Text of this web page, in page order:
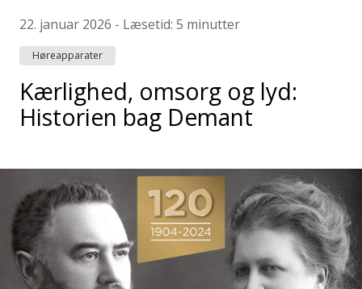
22. januar 2026 - Læsetid: 5 minutter
Høreapparater
Kærlighed, omsorg og lyd:
Historien bag Demant